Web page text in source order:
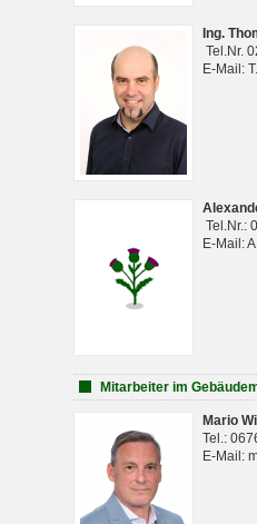
Ing.
Tel.Nr.
E-Mail:
Tel.Nr.:
E-Mail:
Mitarbeiter im
Mario
Tel.:
E-Mail: